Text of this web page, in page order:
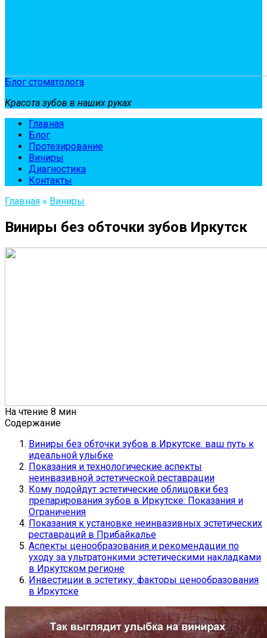
Блог стоматолога
Красота зубов в наших руках
Главная
Блог
Протезирование
Виниры
Диагностика
Контакты
Главная » Виниры
Виниры без обточки зубов Иркутск
На чтение 8 мин
Содержание
Виниры без обточки зубов в Иркутске: ваш путь к
идеальной улыбке
Показания и технологические аспекты
неинвазивной эстетической реставрации
Кому подойдут эстетические облицовки без
препарирования зубов в Иркутске: Показания и
Ограничения
Показания к установке неинвазивных эстетических
реставраций в Прибайкалье
Аспекты ценообразования и рекомендации по
уходу за ультратонкими эстетическими накладками
в Иркутском регионе
Инвестиции в эстетику: факторы ценообразования
в Иркутске